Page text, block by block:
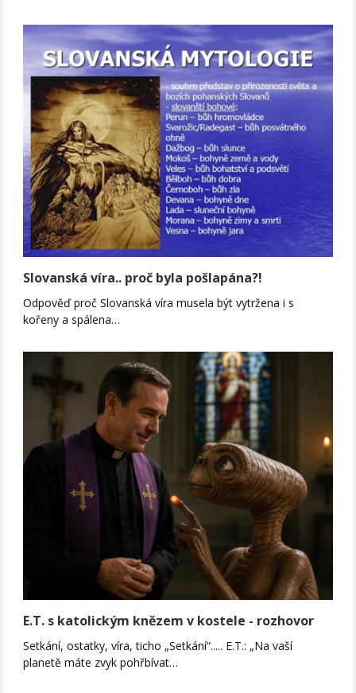
Slovanská víra.. proč byla pošlapána?!
Odpověď proč Slovanská víra musela být vytržena i s
kořeny a spálena…
E.T. s katolickým knězem v kostele - rozhovor
Setkání, ostatky, víra, ticho „Setkání“..... E.T.: „Na vaší
planetě máte zvyk pohřbívat…